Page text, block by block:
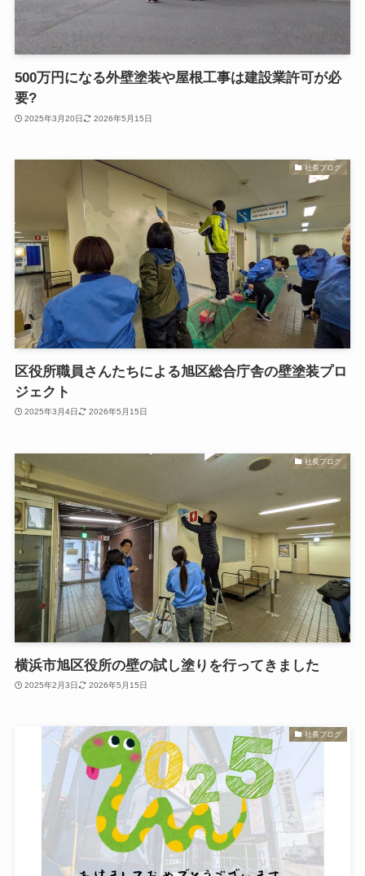
500万円になる外壁塗装や屋根工事は建設業許可が必
要?
2025年3月20日 2026年5月15日
社長ブログ
区役所職員さんたちによる旭区総合庁舎の壁塗装プロ
ジェクト
2025年3月4日 2026年5月15日
社長ブログ
横浜市旭区役所の壁の試し塗りを行ってきました
2025年2月3日 2026年5月15日
社長ブログ